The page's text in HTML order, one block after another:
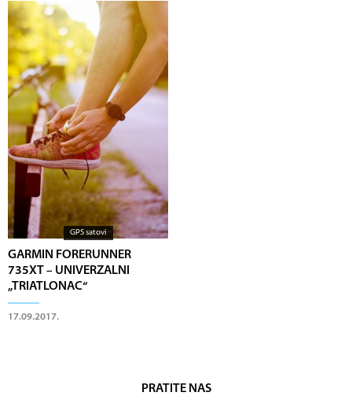
GPS satovi
GARMIN FORERUNNER
735XT – UNIVERZALNI
„TRIATLONAC“
17.09.2017.
PRATITE NAS